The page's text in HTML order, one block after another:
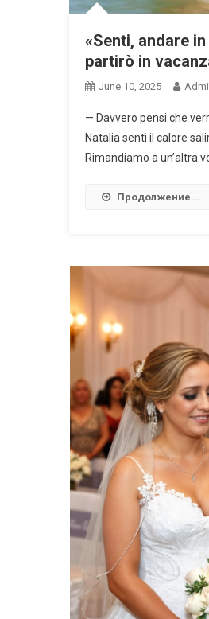
«Senti, andare
partirò in
June 10, 2025
— Davvero pensi che
Natalia sentì il calore
Rimandiamo a un’altra
Продолжение...